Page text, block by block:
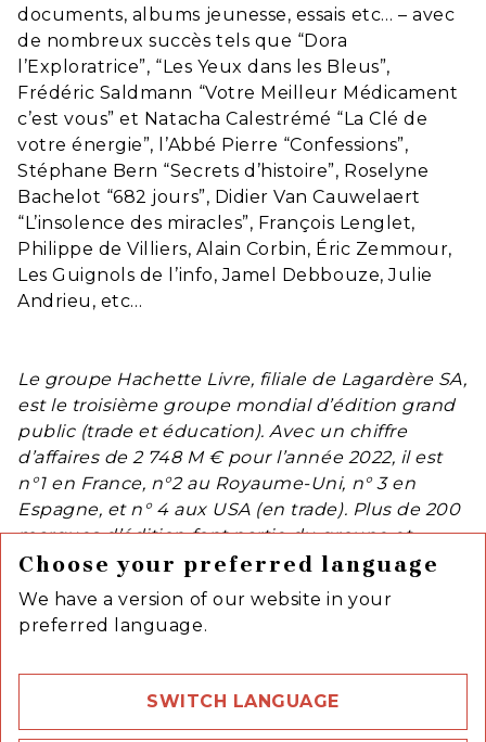
Choose your preferred language
We have a version of our website in your
preferred language.
SWITCH LANGUAGE
documents, albums jeunesse, essais etc… – avec
de nombreux succès tels que “Dora
l’Exploratrice”, “Les Yeux dans les Bleus”,
Frédéric Saldmann “Votre Meilleur Médicament
c’est vous” et Natacha Calestrémé “La Clé de
votre énergie”, l’Abbé Pierre “Confessions”,
Stéphane Bern “Secrets d’histoire”, Roselyne
Bachelot “682 jours”, Didier Van Cauwelaert
“L’insolence des miracles”, François Lenglet,
Philippe de Villiers, Alain Corbin, Éric Zemmour,
Les Guignols de l’info, Jamel Debbouze, Julie
Andrieu, etc…
Le groupe Hachette Livre, filiale de Lagardère SA,
est le troisième groupe mondial d’édition grand
public (trade et éducation). Avec un chiffre
d’affaires de 2 748 M € pour l’année 2022, il est
n°1 en France, n°2 au Royaume-Uni, n° 3 en
Espagne, et n° 4 aux USA (en trade). Plus de 200
marques d’édition font partie du groupe et
publient environ 15 000 nouveautés par an, dans
une douzaine de langues, principalement en
français, anglais et espagnol. Hachette Livre
couvre tous les segments de l’édition grand
illustré, guide de voyage, scolaire, parascolaire et